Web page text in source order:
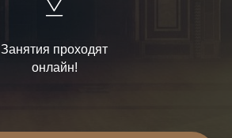
Занятия проходят
онлайн!